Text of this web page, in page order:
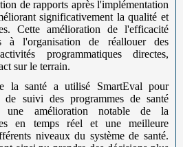
de rapports après l'implémentation
significativement la qualité et
Cette amélioration de l'efficacité
à l'organisation de réallouer des
programmatiques directes,
sur le terrain.
la santé a utilisé SmartEval pour
de suivi des programmes de santé
une amélioration notable de la
en temps réel et une meilleure
niveaux du système de santé.